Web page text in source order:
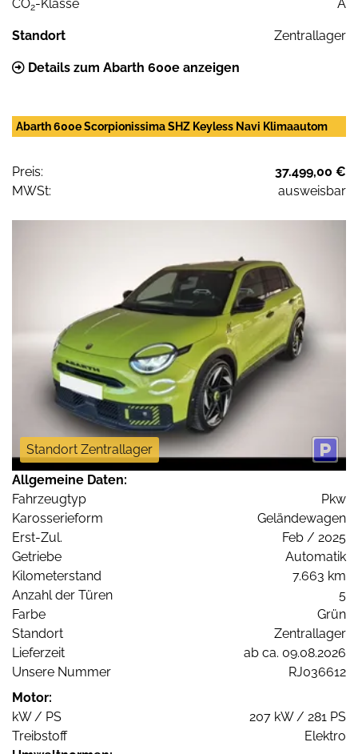
CO2-Klasse A
Standort Zentrallager
Details zum Abarth 600e anzeigen
Abarth 600e Scorpionissima SHZ Keyless Navi Klimaautom
Preis:
37.499,00 €
MWSt:
ausweisbar
Standort Zentrallager
Allgemeine Daten:
Fahrzeugtyp
Pkw
Karosserieform
Geländewagen
Erst-Zul.
Feb / 2025
Getriebe
Automatik
Kilometerstand
7.663 km
Anzahl der Türen
5
Farbe
Grün
Standort
Zentrallager
Lieferzeit
ab ca. 09.08.2026
Unsere Nummer
RJ036612
Motor:
kW / PS
207 kW / 281 PS
Treibstoff
Elektro